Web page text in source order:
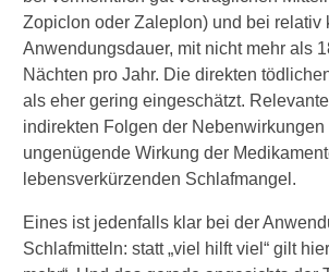
Zopiclon oder Zaleplon) und bei relativ
Anwendungsdauer, mit nicht mehr als
Nächten pro Jahr. Die direkten
als eher gering eingeschätzt.
indirekten Folgen der
ungenügende Wirkung der
lebensverkürzenden Schlafmangel.
Eines ist jedenfalls klar bei der
Schlafmitteln: statt „viel hilft viel“ gilt
o
n
m
e
i
n
e
n
c
h